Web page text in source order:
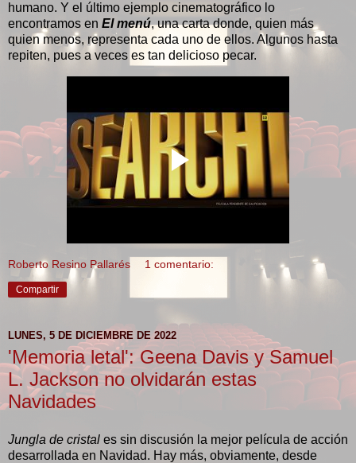
humano. Y el último ejemplo cinematográfico lo
encontramos en El menú, una carta donde, quien más
quien menos, representa cada uno de ellos. Algunos hasta
repiten, pues a veces es tan delicioso pecar.
Roberto Resino Pallarés 1 comentario:
Compartir
LUNES, 5 DE DICIEMBRE DE 2022
'Memoria letal': Geena Davis y Samuel
L. Jackson no olvidarán estas
Navidades
Jungla de cristal es sin discusión la mejor película de acción
desarrollada en Navidad. Hay más, obviamente, desde